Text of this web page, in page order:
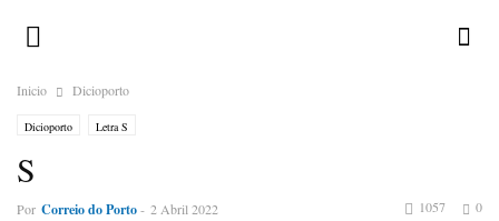
Inicio Dicioporto
Dicioporto Letra S
S
Por Correio do Porto- 2 Abril 2022 0
1057